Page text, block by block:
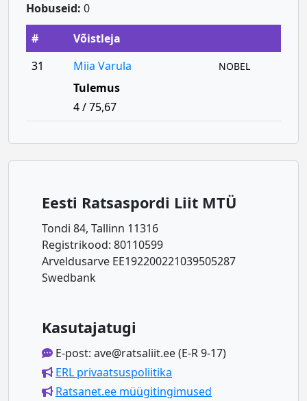
Hobuseid: 0
#
Võistleja
31
Miia Varula NOBEL
Tulemus
4 / 75,67
Eesti Ratsaspordi Liit MTÜ
Tondi 84, Tallinn 11316
Registrikood: 80110599
Arveldusarve EE192200221039505287
Swedbank
Kasutajatugi
E-post: ave@ratsaliit.ee (E-R 9-17)
ERL privaatsuspoliitika
Ratsanet.ee müügitingimused